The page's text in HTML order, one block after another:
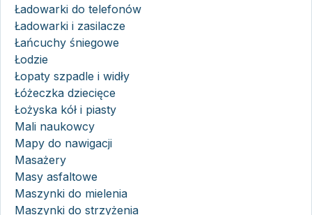
Ładowarki do telefonów
Ładowarki i zasilacze
Łańcuchy śniegowe
Łodzie
Łopaty szpadle i widły
Łóżeczka dziecięce
Łożyska kół i piasty
Mali naukowcy
Mapy do nawigacji
Masażery
Masy asfaltowe
Maszynki do mielenia
Maszynki do strzyżenia